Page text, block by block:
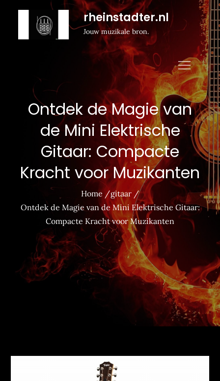
rheinstadter.nl
Jouw muzikale bron.
Ontdek de Magie van
de Mini Elektrische
Gitaar: Compacte
Kracht voor Muzikanten
Home
gitaar
Ontdek de Magie van de Mini Elektrische Gitaar:
Compacte Kracht voor Muzikanten